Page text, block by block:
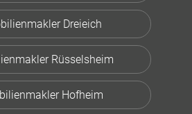
Dreieich
Rüsselsheim
Hofheim